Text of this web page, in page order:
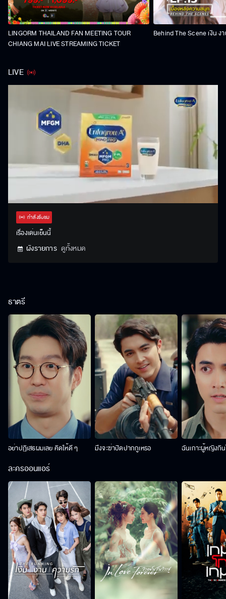
LINGORM THAILAND FAN MEETING TOUR
CHIANG MAI LIVE STREAMING TICKET
Behind The Scene เงิน ง
LIVE
UnmuteStream
กำลังรับชม
เรื่องเด่นเย็นนี้
ผังรายการ ดูทั้งหมด
ธาตรี
อย่าปฏิเสธผมเลย คิดให้ดี ๆ มึงจะฆ่าปิดปากกูเหรอ ฉันเกาะผู้หญิงกิ
ละครออนแอร์